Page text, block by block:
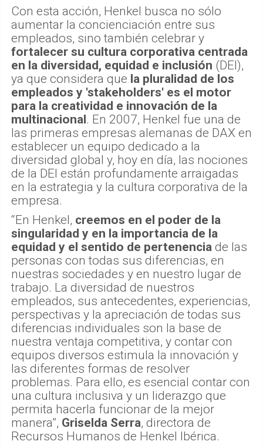
Con esta acción, Henkel busca no sólo
aumentar la concienciación entre sus
empleados, sino también celebrar y
fortalecer su cultura corporativa centrada
en la diversidad, equidad e inclusión (DEI),
ya que considera que la pluralidad de los
empleados y 'stakeholders' es el motor
para la creatividad e innovación de la
multinacional. En 2007, Henkel fue una de
las primeras empresas alemanas de DAX en
establecer un equipo dedicado a la
diversidad global y, hoy en día, las nociones
de la DEI están profundamente arraigadas
en la estrategia y la cultura corporativa de la
empresa.
“En Henkel, creemos en el poder de la
singularidad y en la importancia de la
equidad y el sentido de pertenencia de las
personas con todas sus diferencias, en
nuestras sociedades y en nuestro lugar de
trabajo. La diversidad de nuestros
empleados, sus antecedentes, experiencias,
perspectivas y la apreciación de todas sus
diferencias individuales son la base de
nuestra ventaja competitiva, y contar con
equipos diversos estimula la innovación y
las diferentes formas de resolver
problemas. Para ello, es esencial contar con
una cultura inclusiva y un liderazgo que
permita hacerla funcionar de la mejor
manera”, Griselda Serra, directora de
Recursos Humanos de Henkel Ibérica.